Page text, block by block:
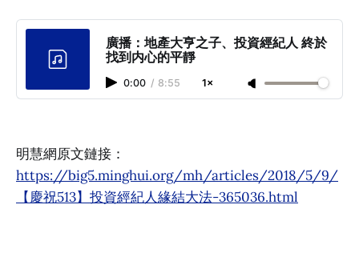
廣播：地產⼤亨之⼦、投資經紀⼈ 終於
找到内⼼的平靜
0:00 / 8:55 1×
明慧網原文鏈接：
https://big5.minghui.org/mh/articles/2018/5/9/
【慶祝513】投資經紀人緣結大法-365036.html